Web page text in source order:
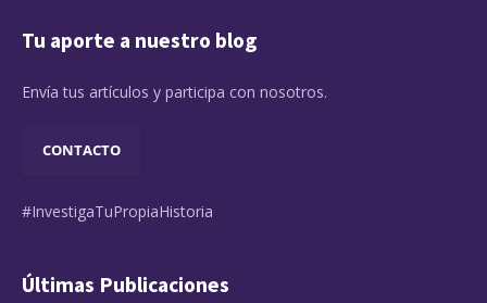
Tu aporte a nuestro blog
Envía tus artículos y participa con nosotros.
CONTACTO
#InvestigaTuPropiaHistoria
Últimas Publicaciones